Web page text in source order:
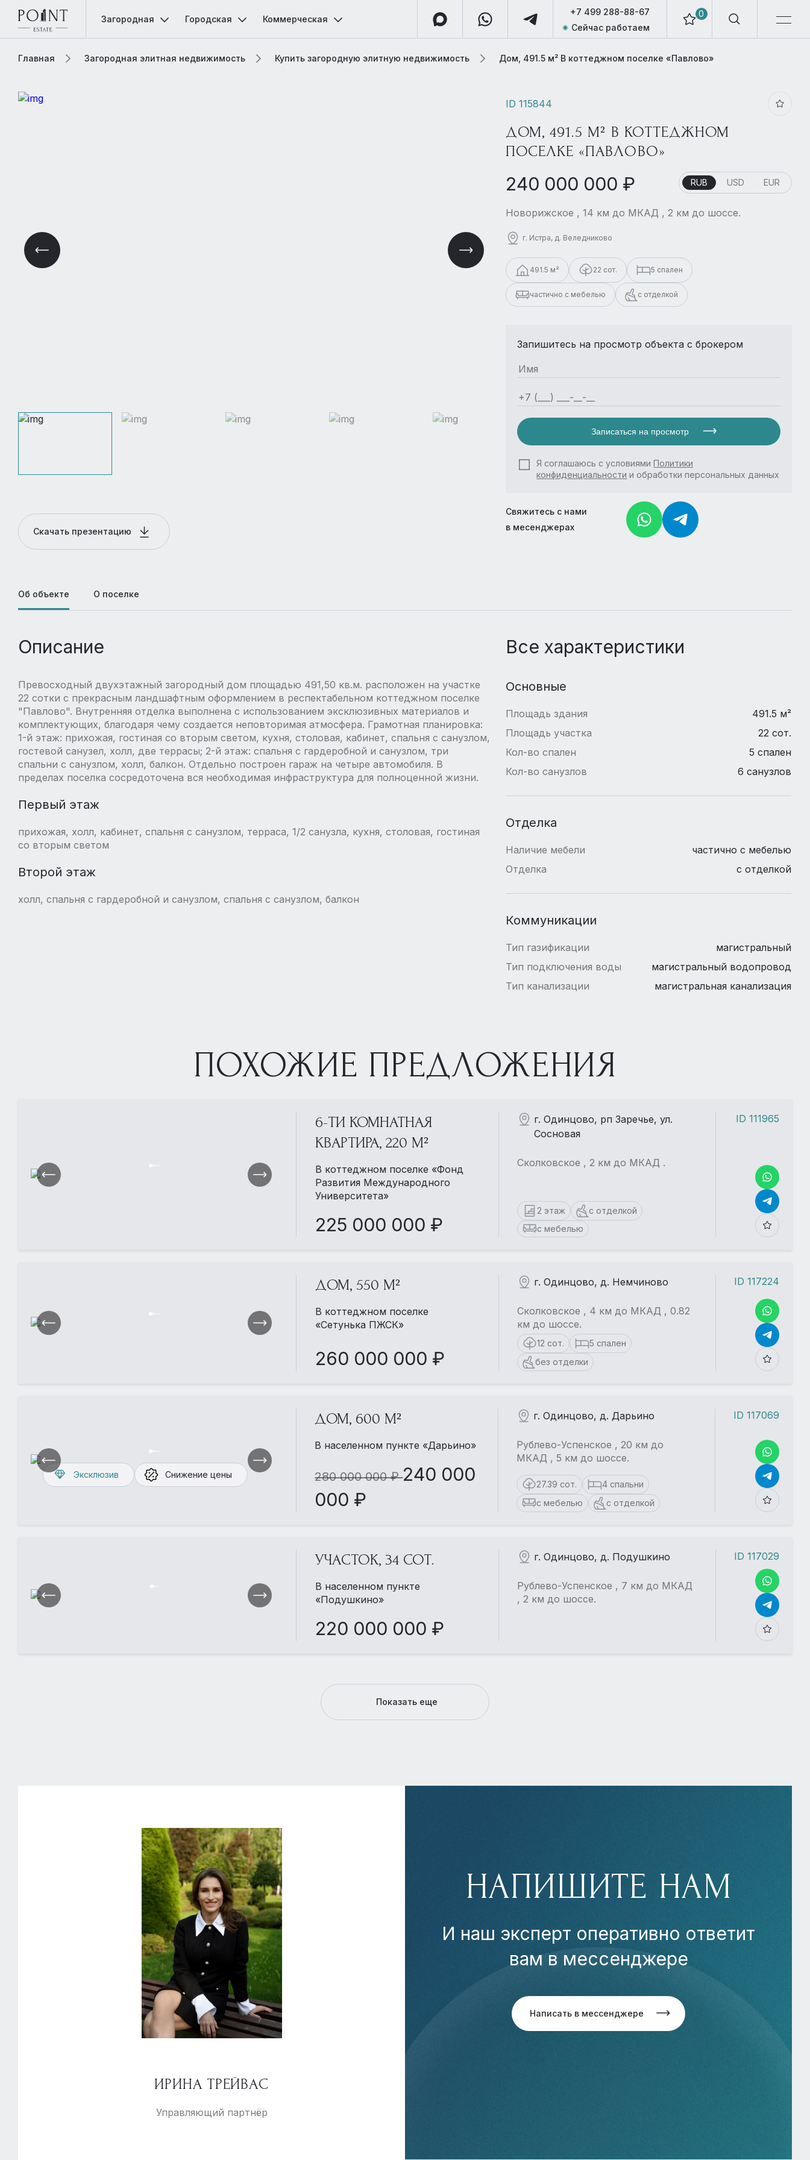
0
+7 499 288-88-67
Сейчас работаем
Загородная Городская Коммерческая
Главная Загородная элитная недвижимость Купить загородную элитную недвижимость Дом, 491.5 м² В коттеджном поселке «Павлово»
Скачать презентацию
ID 115844
ДОМ, 491.5 М² В КОТТЕДЖНОМ
ПОСЕЛКЕ «ПАВЛОВО»
240 000 000 ₽ RUB USD EUR
Новорижское , 14 км до МКАД , 2 км до шоссе.
г. Истра, д. Веледниково
491.5 м² 22 сот. 5 спален
частично с мебелью с отделкой
Запишитесь на просмотр объекта с брокером
Записаться на просмотр
Я соглашаюсь с условиямиПолитики
конфиденциальности и обработки персональных данных
Свяжитесь с нами
в месенджерах
Об объекте О поселке
Описание
Превосходный двухэтажный загородный дом площадью 491,50 кв.м. расположен на участке
22 сотки с прекрасным ландшафтным оформлением в респектабельном коттеджном поселке
"Павлово". Внутренняя отделка выполнена с использованием эксклюзивных материалов и
комплектующих, благодаря чему создается неповторимая атмосфера. Грамотная планировка:
1-й этаж: прихожая, гостиная со вторым светом, кухня, столовая, кабинет, спальня с санузлом,
гостевой санузел, холл, две террасы; 2-й этаж: спальня с гардеробной и санузлом, три
спальни с санузлом, холл, балкон. Отдельно построен гараж на четыре автомобиля. В
пределах поселка сосредоточена вся необходимая инфраструктура для полноценной жизни.
Первый этаж
прихожая, холл, кабинет, спальня с санузлом, терраса, 1/2 санузла, кухня, столовая, гостиная
со вторым светом
Второй этаж
холл, спальня с гардеробной и санузлом, спальня с санузлом, балкон
Все характеристики
Основные
Площадь здания
491.5 м²
Площадь участка
22 сот.
Кол-во спален
5 спален
Кол-во санузлов
6 санузлов
Отделка
Наличие мебели
частично с мебелью
Отделка
с отделкой
Коммуникации
Тип газификации
магистральный
Тип подключения воды
магистральный водопровод
Тип канализации
магистральная канализация
ПОХОЖИЕ ПРЕДЛОЖЕНИЯ
6-ТИ КОМНАТНАЯ
КВАРТИРА, 220 М²
В коттеджном поселке «Фонд
Развития Международного
Университета»
225 000 000 ₽
г. Одинцово, рп Заречье, ул.
Сосновая
Сколковское , 2 км до МКАД .
2 этаж
с отделкой
с мебелью
ID 111965
ДОМ, 550 М²
В коттеджном поселке
«Сетунька ПЖСК»
260 000 000 ₽
г. Одинцово, д. Немчиново
Сколковское , 4 км до МКАД , 0.82
км до шоссе.
12 сот.
5 спален
без отделки
ID 117224
Эксклюзив Снижение цены
ДОМ, 600 М²
В населенном пункте «Дарьино»
280 000 000 ₽240 000
000 ₽
г. Одинцово, д. Дарьино
Рублево-Успенское , 20 км до
МКАД , 5 км до шоссе.
27.39 сот.
4 спальни
с мебелью
с отделкой
ID 117069
УЧАСТОК, 34 СОТ.
В населенном пункте
«Подушкино»
220 000 000 ₽
г. Одинцово, д. Подушкино
Рублево-Успенское , 7 км до МКАД
, 2 км до шоссе.
ID 117029
Показать еще
ИРИНА ТРЕЙВАС
Управляющий партнёр
НАПИШИТЕ НАМ
И наш эксперт оперативно ответит
вам в мессенджере
Написать в мессенджере